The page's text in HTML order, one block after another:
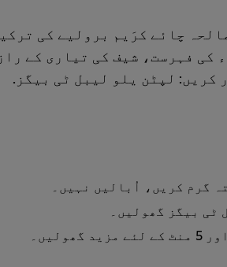
چائے کرَیم برولیے کی ترکیب
کی فہرست، شیف کی تیاری کے
کریں: لپٹن یلو لیبل ٹی بیگز.
گرم کریں، اُبالیں نہیں۔
بیگز گھولیں۔